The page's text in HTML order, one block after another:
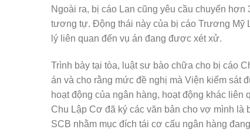
Ngoài ra, bị cáo Lan cũng yêu cầu chuyển
tương tự. Động thái này của bị cáo Trương Mỹ
lý liên quan đến vụ án đang được xét xử.
Trình bày tại tòa, luật sư bào chữa cho bị cáo
án và cho rằng mức đề nghị mà Viện kiểm sát
hoạt động của ngân hàng, hoạt động khác liên
Chu Lập Cơ đã ký các văn bản cho vợ mình
SCB nhằm mục đích tái cơ cấu ngân hàng